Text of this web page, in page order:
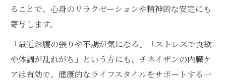
ることで、心身のリラクゼーションや精神的な安定にも
寄与します。
「最近お腹の張りや不調が気になる」「ストレスで食欲
や体調が乱れがち」という方にも、チネイザンの内臓ケ
アは有効で、健康的なライフスタイルをサポートする一